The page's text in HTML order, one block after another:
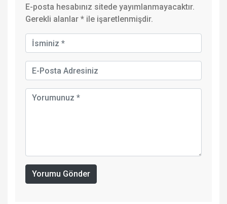
E-posta hesabınız sitede yayımlanmayacaktır.
Gerekli alanlar * ile işaretlenmişdir.
Yorumu Gönder